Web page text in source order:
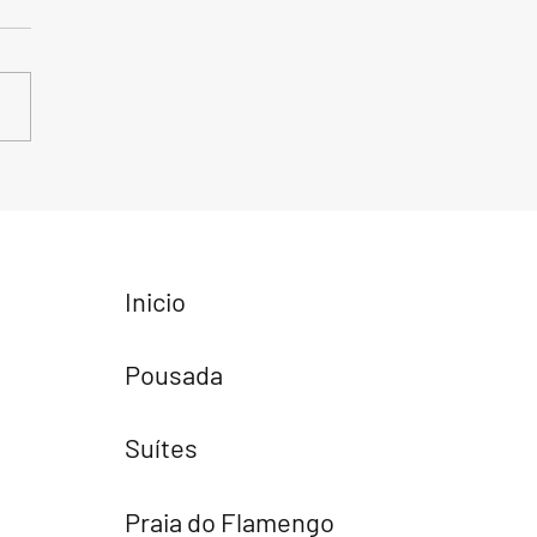
Inicio
Pousada
Suítes
Praia do Flamengo